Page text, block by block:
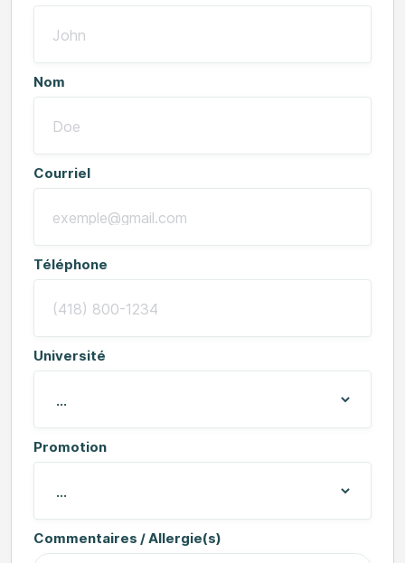
Nom
Courriel
Téléphone
Université
Promotion
Commentaires / Allergie(s)